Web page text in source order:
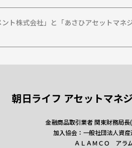
ト株式会社」と「あさひアセットマ
朝日ライフ アセットマネ
金融商品取引業者 関東財務局
加入協会：一般社団法人資
ＡＬＡＭＣＯ アラ